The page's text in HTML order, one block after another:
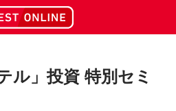
ル」投資 特別セミ